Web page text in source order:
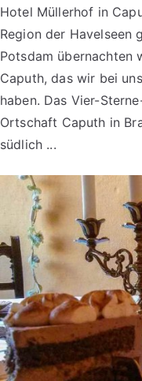
Hotel Müllerhof in
Region der Havelseen
Potsdam übernachten
Caputh, das wir bei
haben. Das Vier-
Ortschaft Caputh in
südlich ...